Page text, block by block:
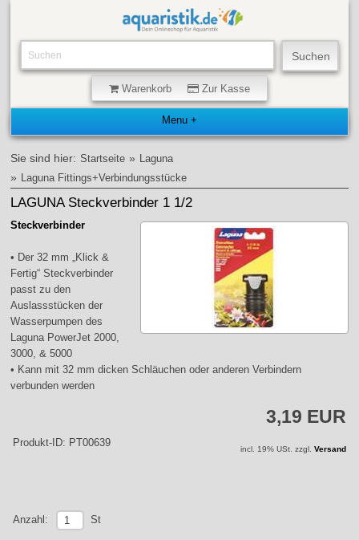
Warenkorb Zur Kasse
Sie sind hier: Startseite » Laguna
» Laguna Fittings+Verbindungsstücke
LAGUNA Steckverbinder 1 1/2
Steckverbinder
• Der 32 mm „Klick &
Fertig“ Steckverbinder
passt zu den
Auslassstücken der
Wasserpumpen des
Laguna PowerJet 2000,
3000, & 5000
• Kann mit 32 mm dicken Schläuchen oder anderen Verbindern
verbunden werden
3,19 EUR
Produkt-ID: PT00639
incl. 19% USt. zzgl. Versand
Anzahl: St